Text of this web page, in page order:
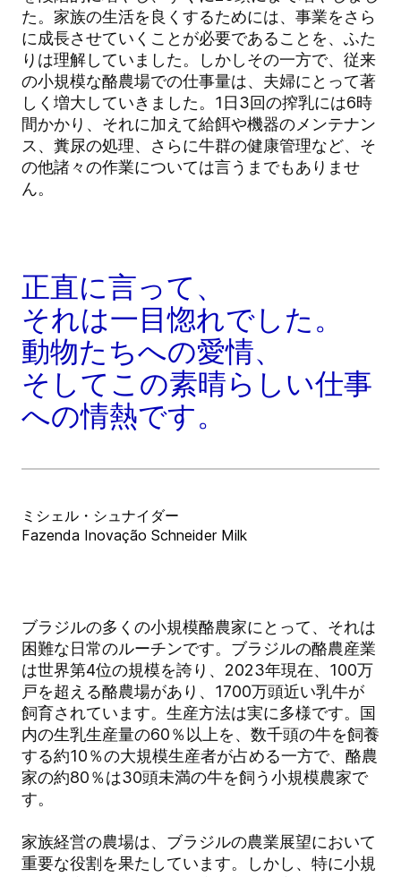
た。家族の生活を良くするためには、事業をさら
に成長させていくことが必要であることを、ふた
りは理解していました。しかしその一方で、従来
の小規模な酪農場での仕事量は、夫婦にとって著
しく増大していきました。1日3回の搾乳には6時
間かかり、それに加えて給餌や機器のメンテナン
ス、糞尿の処理、さらに牛群の健康管理など、そ
の他諸々の作業については言うまでもありませ
ん。
正直に言って、
それは一目惚れでした。
動物たちへの愛情、
そしてこの素晴らしい仕事
への情熱です。
ミシェル・シュナイダー
Fazenda Inovação Schneider Milk
ブラジルの多くの小規模酪農家にとって、それは
困難な日常のルーチンです。ブラジルの酪農産業
は世界第4位の規模を誇り、2023年現在、100万
戸を超える酪農場があり、1700万頭近い乳牛が
飼育されています。生産方法は実に多様です。国
内の生乳生産量の60％以上を、数千頭の牛を飼養
する約10％の大規模生産者が占める一方で、酪農
家の約80％は30頭未満の牛を飼う小規模農家で
す。
家族経営の農場は、ブラジルの農業展望において
重要な役割を果たしています。しかし、特に小規